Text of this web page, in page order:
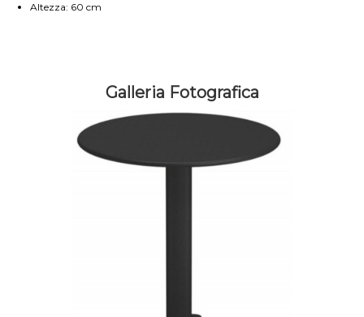
Altezza: 60 cm
Galleria Fotografica